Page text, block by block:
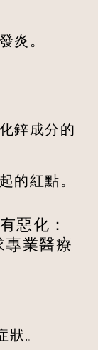
炎。
鋅成分的
的紅點。
惡化：
專業醫療
。